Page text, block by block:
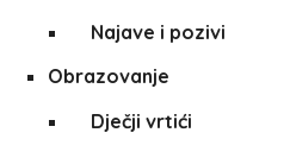
Najave i pozivi
Obrazovanje
Dječji vrtići